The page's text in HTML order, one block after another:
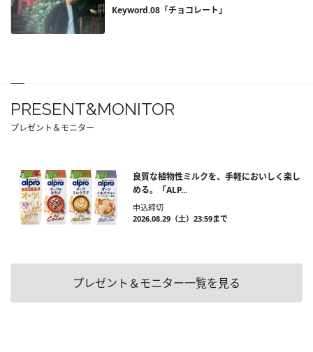
Keyword.08「チョコレート」
PRESENT&MONITOR
プレゼント＆モニター
良質な植物性ミルクを、手軽においしく楽し
める。「ALP...
申込締切
2026.08.29（土）23:59まで
プレゼント＆モニター一覧を見る